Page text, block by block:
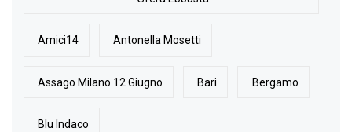
Amici14 Antonella Mosetti
Assago Milano 12 Giugno Bari Bergamo
Blu Indaco